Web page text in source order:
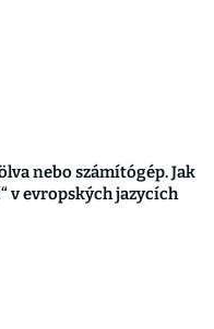
nebo számítógép. Jak
v evropských jazycích